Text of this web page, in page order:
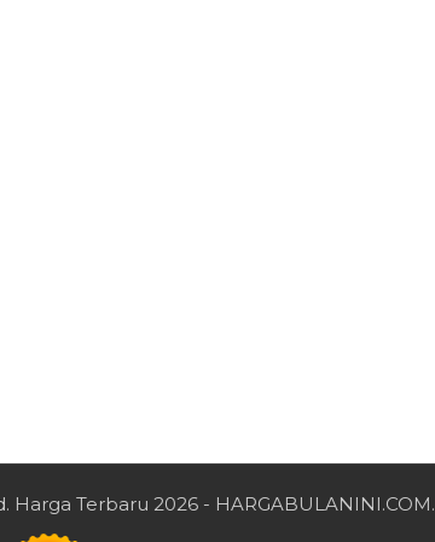
Harga Terbaru 2026 - HARGABULANINI.COM.